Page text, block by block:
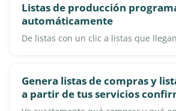
Listas de producción
automáticamente
De listas con un clic a listas que
Genera listas de compras y
a partir de tus servicios